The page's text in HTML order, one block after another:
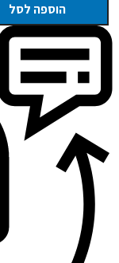
הוספה לסל